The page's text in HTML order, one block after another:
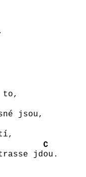
to,
jsou,
jd
C
ou.